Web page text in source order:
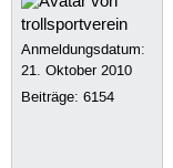
Anmeldungsdatum:
21. Oktober 2010
Beiträge:6154